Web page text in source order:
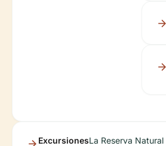
ExcursionesLa Reserva